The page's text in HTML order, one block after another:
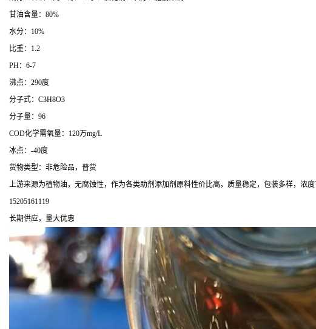
甘油含量：80%
水分：10%
比重：1.2
PH：6-7
沸点：290度
分子式：C3H8O3
分子量：96
COD化学需氧量：120万mg/L
冰点：-40度
货物类型：非危险品，普货
上游来源为植物油，无腐蚀性，作为各类助剂添加剂原料性价比高，质量稳定，包装多样，浓
15205161119
长期供应，量大优惠